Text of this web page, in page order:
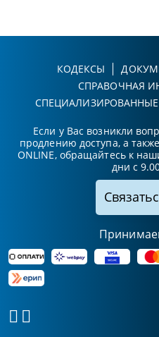
КОДЕКСЫ
СПРАВОЧНАЯ
СПЕЦИАЛИЗИРОВАННЫЕ
Если у Вас возникли
продлению доступа, а
ONLINE, обращайтесь к
дни с